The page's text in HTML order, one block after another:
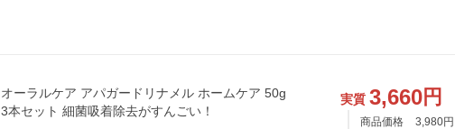
オーラルケア アパガードリナメル ホームケア 50g
3本セット 細菌吸着除去がすんごい！
実質 3,660円
商品価格 3,980円